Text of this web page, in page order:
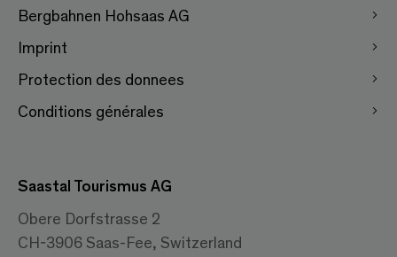
Bergbahnen Hohsaas AG
Imprint
Protection des donnees
Conditions générales
Saastal Tourismus AG
Obere Dorfstrasse 2
CH-3906 Saas-Fee, Switzerland